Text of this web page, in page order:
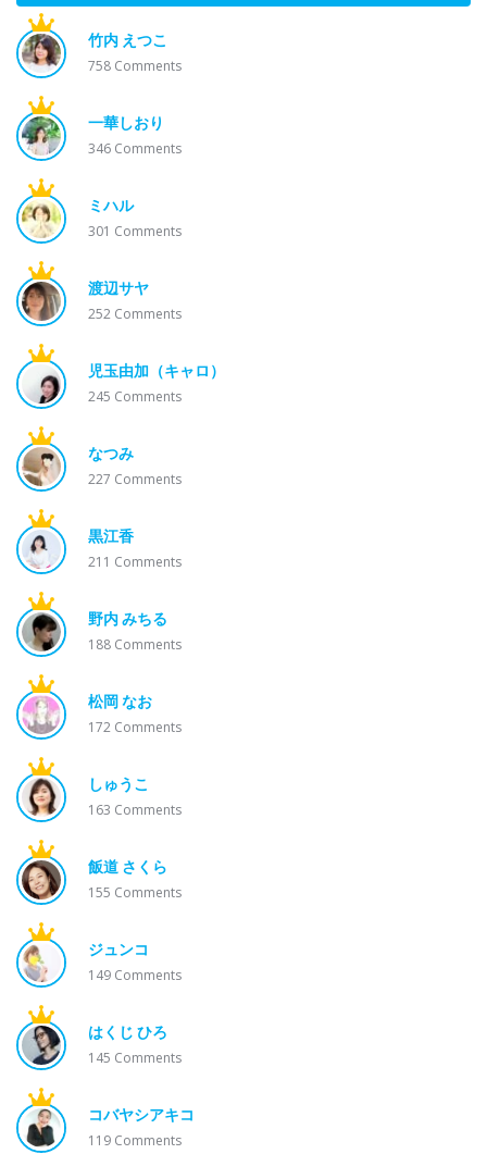
竹内 えつこ
758 Comments
一華しおり
346 Comments
ミハル
301 Comments
渡辺サヤ
252 Comments
児玉由加（キャロ）
245 Comments
なつみ
227 Comments
黒江香
211 Comments
野内 みちる
188 Comments
松岡 なお
172 Comments
しゅうこ
163 Comments
飯道 さくら
155 Comments
ジュンコ
149 Comments
はくじ ひろ
145 Comments
コバヤシアキコ
119 Comments